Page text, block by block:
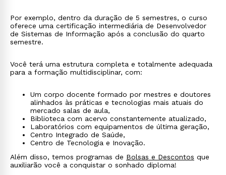
Por exemplo, dentro da duração de 5 semestres, o curso
oferece uma certificação intermediária de Desenvolvedor
de Sistemas de Informação após a conclusão do quarto
semestre.
Você terá uma estrutura completa e totalmente adequada
para a formação multidisciplinar, com:
Um corpo docente formado por mestres e doutores
alinhados às práticas e tecnologias mais atuais do
mercado salas de aula,
Biblioteca com acervo constantemente atualizado,
Laboratórios com equipamentos de última geração,
Centro Integrado de Saúde,
Centro de Tecnologia e Inovação.
Além disso, temos programas de Bolsas e Descontos que
auxiliarão você a conquistar o sonhado diploma!